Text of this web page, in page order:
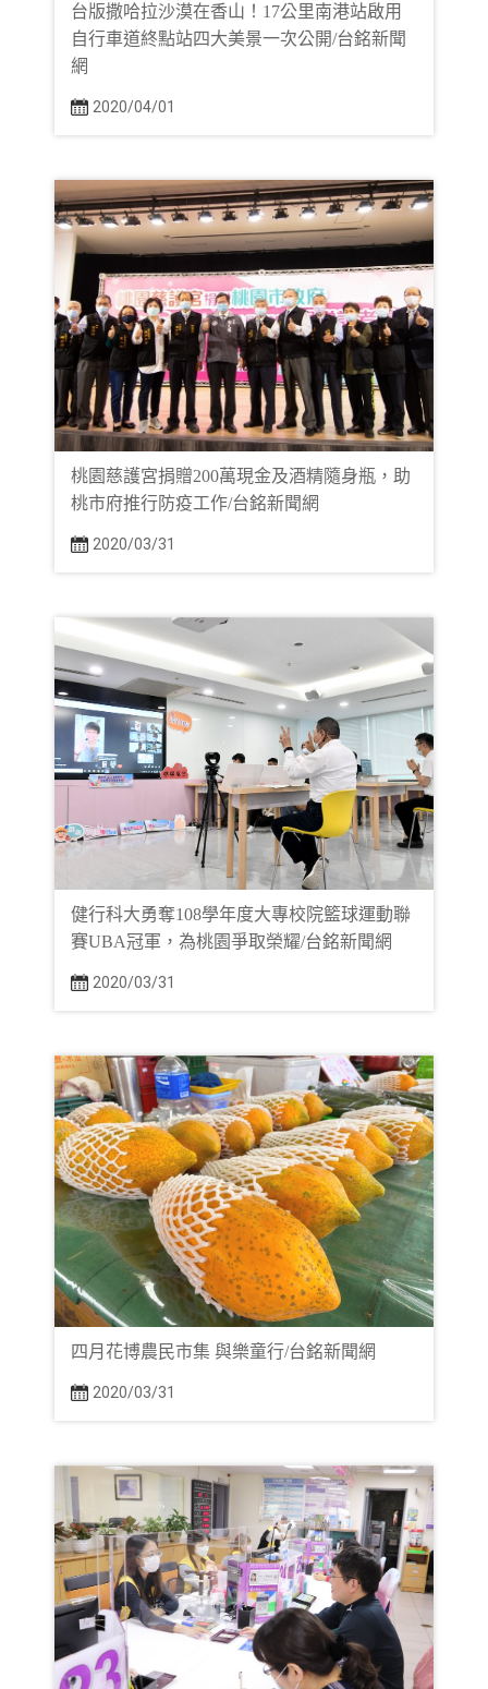
台版撒哈拉沙漠在香山！17公里南港站啟用
自行車道終點站四大美景一次公開/台銘新聞
網
2020/04/01
桃園慈護宮捐贈200萬現金及酒精隨身瓶，助
桃市府推行防疫工作/台銘新聞網
2020/03/31
健行科大勇奪108學年度大專校院籃球運動聯
賽UBA冠軍，為桃園爭取榮耀/台銘新聞網
2020/03/31
四月花博農民市集 與樂童行/台銘新聞網
2020/03/31